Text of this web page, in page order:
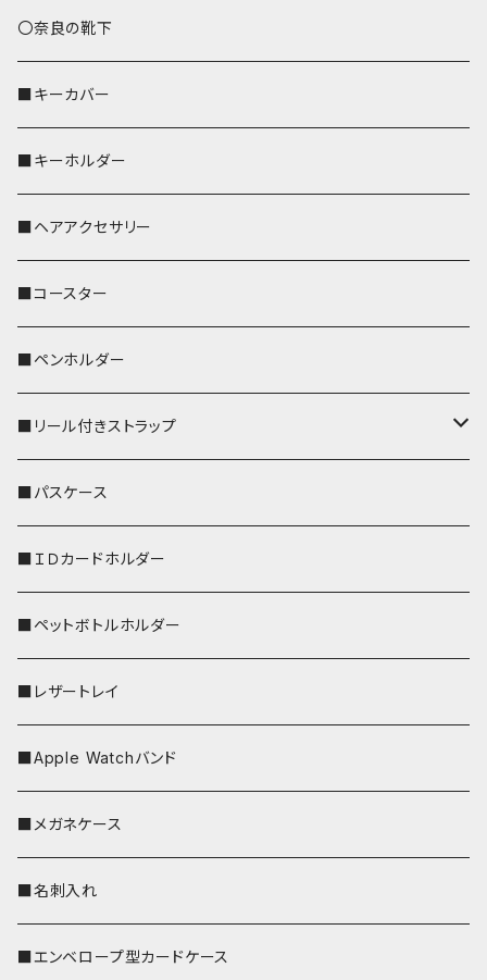
トートバッグ（L）
バッグインバッグ
ハシビロコウ
オカメインコ
歌うオカメちゃん
おかめ３兄弟
セキセイインコ
文鳥
鹿
ペンギン
〇奈良の靴下
■キーカバー
■キーホルダー
■ヘアアクセサリー
■コースター
■ペンホルダー
■リール付きストラップ
リールのみ
ストラップ付
■パスケース
■ＩＤカードホルダー
■ペットボトルホルダー
■レザートレイ
■Apple Watchバンド
■メガネケース
■名刺入れ
■エンベロープ型カードケース